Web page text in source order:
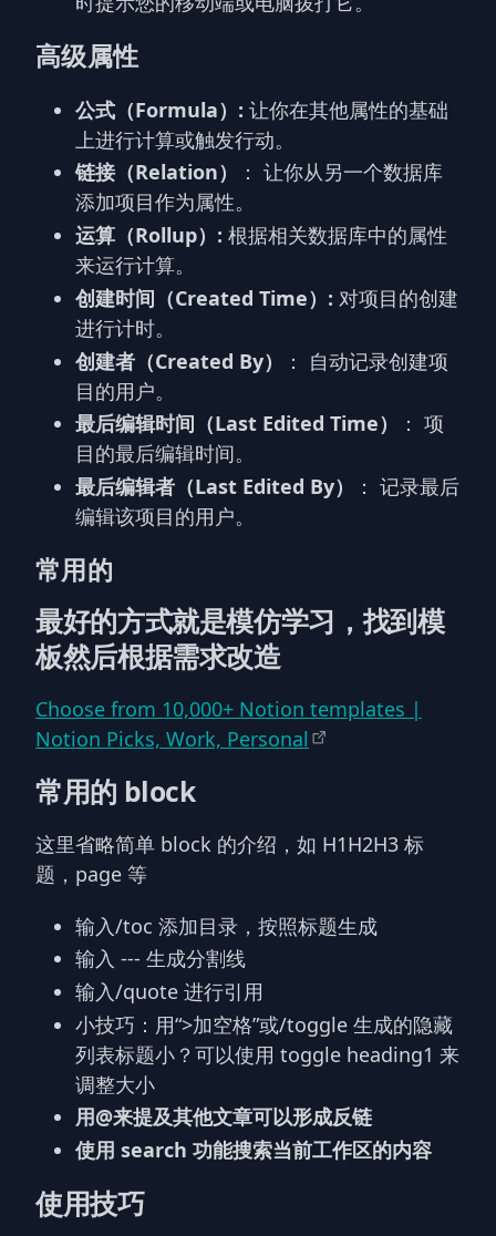
高级属性
公式（Formula）: 让你在其他属性的基础
上进行计算或触发行动。
链接（Relation）
： 让你从另一个数据库
添加项目作为属性。
运算（Rollup）: 根据相关数据库中的属性
来运行计算。
创建时间（Created Time）: 对项目的创建
进行计时。
创建者（Created By）
： 自动记录创建项
目的用户。
最后编辑时间（Last Edited Time）
： 项
目的最后编辑时间。
最后编辑者（Last Edited By）
： 记录最后
编辑该项目的用户。
常用的
最好的方式就是模仿学习，找到模
板然后根据需求改造
Choose from 10,000+ Notion templates |
Notion Picks, Work, Personal
常用的 block
这里省略简单 block 的介绍，如 H1H2H3 标
题，page 等
输入/toc 添加目录，按照标题生成
输入 --- 生成分割线
输入/quote 进行引用
小技巧：用“>加空格”或/toggle 生成的隐藏
列表标题小？可以使用 toggle heading1 来
调整大小
用@来提及其他文章可以形成反链
使用 search 功能搜索当前工作区的内容
使用技巧